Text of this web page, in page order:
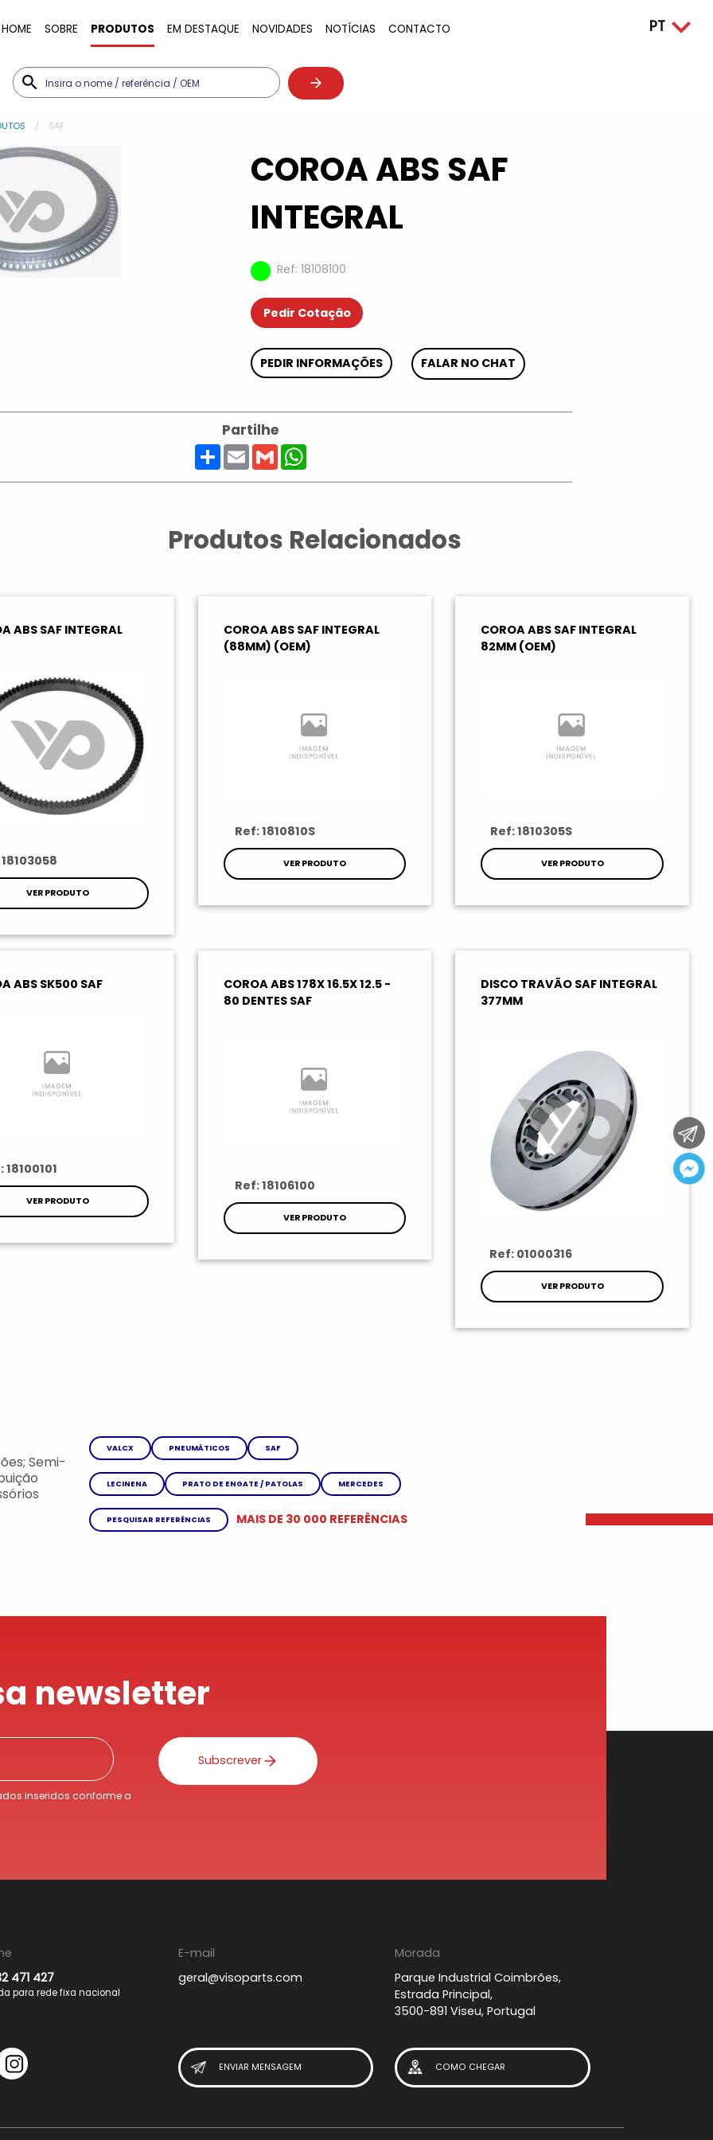
HOME SOBRE PRODUTOS EM DESTAQUE NOVIDADES NOTÍCIAS CONTACTO
SAF
COROA ABS SAF
INTEGRAL
Ref: 18108100
Pedir Cotação
PEDIR INFORMAÇÕES FALAR NO CHAT
Partilhe
ShareEmailGmailWhatsApp
Produtos Relacionados
ABS SAF INTEGRAL
VER PRODUTO
COROA ABS SAF INTEGRAL
(88MM) (OEM)
Ref: 1810810S
VER PRODUTO
COROA ABS SAF INTEGRAL
82MM (OEM)
Ref: 1810305S
VER PRODUTO
ABS SK500 SAF
18100101
VER PRODUTO
COROA ABS 178X 16.5X 12.5 -
80 DENTES SAF
Ref: 18106100
VER PRODUTO
DISCO TRAVÃO SAF INTEGRAL
377MM
Ref: 01000316
VER PRODUTO
Semi-
VALCX PNEUMÁTICOS SAF
LECINENA PRATO DE ENGATE / PATOLAS MERCEDES
PESQUISAR REFERÊNCIAS MAIS DE 30 000 REFERÊNCIAS
newsletter
inseridos conforme a
Subscrever
471 427
para rede fixa nacional
E-mail
geral@visoparts.com
Morada
Parque Industrial Coimbrões,
Estrada Principal,
3500-891 Viseu, Portugal
ENVIAR MENSAGEM COMO CHEGAR